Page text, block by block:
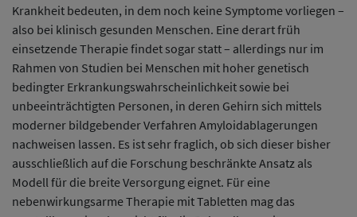
Krankheit bedeuten, in dem noch keine Symptome vorliegen –
also bei klinisch gesunden Menschen. Eine derart früh
einsetzende Therapie findet sogar statt – allerdings nur im
Rahmen von Studien bei Menschen mit hoher genetisch
bedingter Erkrankungswahrscheinlichkeit sowie bei
unbeeinträchtigten Personen, in deren Gehirn sich mittels
moderner bildgebender Verfahren Amyloidablagerungen
nachweisen lassen. Es ist sehr fraglich, ob sich dieser bisher
ausschließlich auf die Forschung beschränkte Ansatz als
Modell für die breite Versorgung eignet. Für eine
nebenwirkungsarme Therapie mit Tabletten mag das